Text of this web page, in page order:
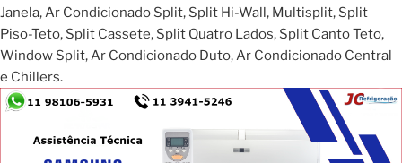
Janela, Ar Condicionado Split, Split Hi-Wall, Multisplit, Split
Piso-Teto, Split Cassete, Split Quatro Lados, Split Canto Teto,
Window Split, Ar Condicionado Duto, Ar Condicionado Central
e Chillers.